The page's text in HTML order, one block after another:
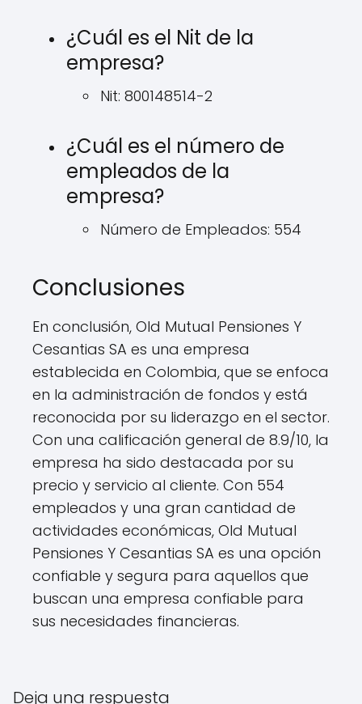
¿Cuál es el Nit de la
empresa?
Nit: 800148514-2
¿Cuál es el número de
empleados de la
empresa?
Número de Empleados: 554
Conclusiones
En conclusión, Old Mutual Pensiones Y
Cesantias SA es una empresa
establecida en Colombia, que se enfoca
en la administración de fondos y está
reconocida por su liderazgo en el sector.
Con una calificación general de 8.9/10, la
empresa ha sido destacada por su
precio y servicio al cliente. Con 554
empleados y una gran cantidad de
actividades económicas, Old Mutual
Pensiones Y Cesantias SA es una opción
confiable y segura para aquellos que
buscan una empresa confiable para
sus necesidades financieras.
Deja una respuesta